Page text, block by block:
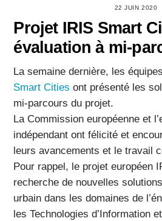
22 JUIN 2020
Projet IRIS Smart
évaluation à mi-
La semaine dernière, les
Smart Cities ont présenté les
mi-parcours du projet.
La Commission européenne et
indépendant ont félicité et
leurs avancements et le travail
Pour rappel, le projet européen
recherche de nouvelles
urbain dans les domaines de
les Technologies d’Information